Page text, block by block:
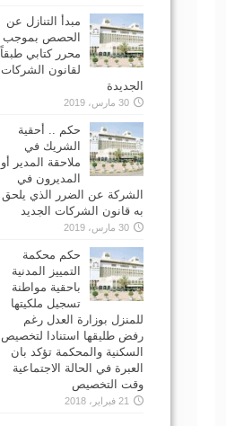
مبدأ التنازل عن
الحصص بموجب
محرر كتابي طبقاً
لقانون الشركات
الجديدة
30 مارس، 2019
حكم .. أحقية
الشريك في
ملاحقة المدير أو
المديرون في
الشركة عن الضرر الذي يلحق
به قانون الشركات الجديد
30 مارس، 2019
حكم محكمة
التمييز المدنية
باحقية مواطنة
تسجيل ملكيتها
للمنزل بوزارة العدل رغم
رفض طليقها استنادا لتخصيص
السكنية والمحكمة تؤكد بان
العبرة في الحالة الاجتماعية
وقت التخصيص
21 فبراير، 2018